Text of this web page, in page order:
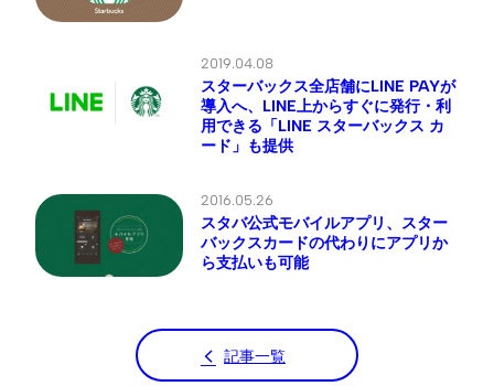
2019.04.08
スターバックス全店舗にLINE PAYが
導入へ、LINE上からすぐに発行・利
用できる「LINE スターバックス カ
ード」も提供
2016.05.26
スタバ公式モバイルアプリ、スター
バックスカードの代わりにアプリか
ら支払いも可能
記事一覧